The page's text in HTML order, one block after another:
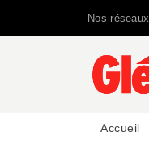
Nos réseaux
Accueil